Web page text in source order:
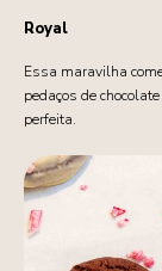
Royal
Essa maravilha
pedaços de
perfeita.